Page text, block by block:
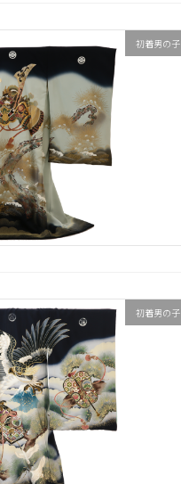
初着男の子
初着男の子